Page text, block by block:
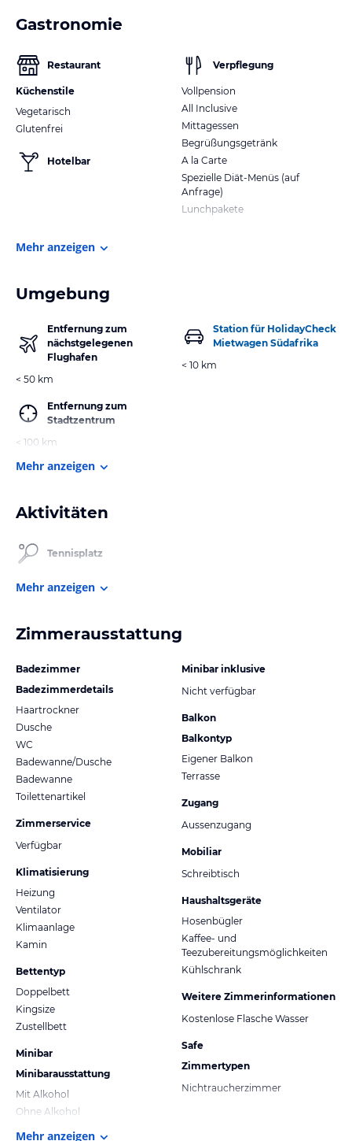
Gastronomie
Restaurant
Küchenstile
Vegetarisch
Glutenfrei
Hotelbar
Verpflegung
Vollpension
All Inclusive
Mittagessen
Begrüßungsgetränk
A la Carte
Spezielle Diät-Menüs (auf
Anfrage)
Lunchpakete
Mehr anzeigen
Umgebung
Entfernung zum
nächstgelegenen
Flughafen
< 50 km
Entfernung zum
Stadtzentrum
< 100 km
Station für HolidayCheck
Mietwagen Südafrika
< 10 km
Mehr anzeigen
Aktivitäten
Tennisplatz
Mehr anzeigen
Zimmerausstattung
Badezimmer
Badezimmerdetails
Haartrockner
Dusche
WC
Badewanne/Dusche
Badewanne
Toilettenartikel
Zimmerservice
Verfügbar
Klimatisierung
Heizung
Ventilator
Klimaanlage
Kamin
Bettentyp
Doppelbett
Kingsize
Zustellbett
Minibar
Minibarausstattung
Mit Alkohol
Ohne Alkohol
Minibar inklusive
Nicht verfügbar
Balkon
Balkontyp
Eigener Balkon
Terrasse
Zugang
Aussenzugang
Mobiliar
Schreibtisch
Haushaltsgeräte
Hosenbügler
Kaffee- und
Teezubereitungsmöglichkeiten
Kühlschrank
Weitere Zimmerinformationen
Kostenlose Flasche Wasser
Safe
Zimmertypen
Nichtraucherzimmer
Mehr anzeigen